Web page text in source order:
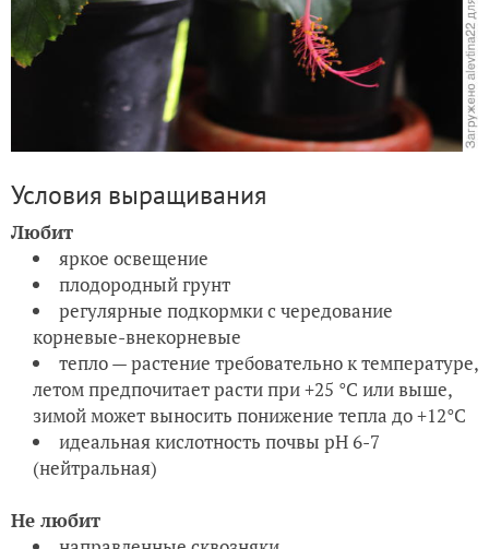
Условия выращивания
Любит
яркое освещение
плодородный грунт
регулярные подкормки с чередование
корневые-внекорневые
тепло — растение требовательно к температуре,
летом предпочитает расти при +25 °C или выше,
зимой может выносить понижение тепла до +12°C
идеальная кислотность почвы pH 6-7
(нейтральная)
Не любит